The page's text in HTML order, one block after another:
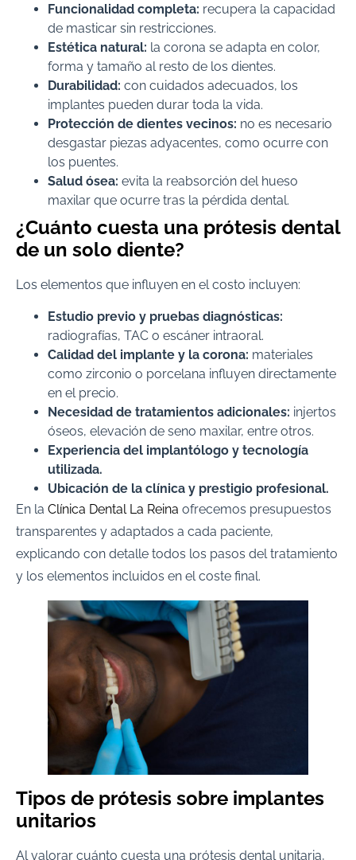
Funcionalidad completa: recupera la capacidad
de masticar sin restricciones.
Estética natural: la corona se adapta en color,
forma y tamaño al resto de los dientes.
Durabilidad: con cuidados adecuados, los
implantes pueden durar toda la vida.
Protección de dientes vecinos: no es necesario
desgastar piezas adyacentes, como ocurre con
los puentes.
Salud ósea: evita la reabsorción del hueso
maxilar que ocurre tras la pérdida dental.
¿Cuánto cuesta una prótesis dental
de un solo diente?
Los elementos que influyen en el costo incluyen:
Estudio previo y pruebas diagnósticas:
radiografías, TAC o escáner intraoral.
Calidad del implante y la corona: materiales
como zirconio o porcelana influyen directamente
en el precio.
Necesidad de tratamientos adicionales: injertos
óseos, elevación de seno maxilar, entre otros.
Experiencia del implantólogo y tecnología
utilizada.
Ubicación de la clínica y prestigio profesional.
En la Clínica Dental La Reina ofrecemos presupuestos
transparentes y adaptados a cada paciente,
explicando con detalle todos los pasos del tratamiento
y los elementos incluidos en el coste final.
Tipos de prótesis sobre implantes
unitarios
Al valorar cuánto cuesta una prótesis dental unitaria,